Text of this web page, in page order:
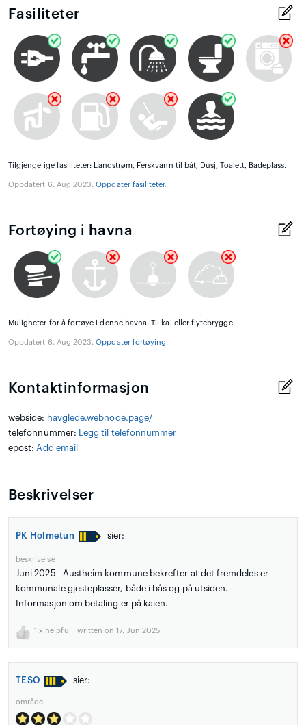
Fasiliteter
Tilgjengelige fasiliteter: Landstrøm, Ferskvann til båt, Dusj, Toalett, Badeplass.
Oppdatert 6. Aug 2023.Oppdater fasiliteter.
Fortøying i havna
Muligheter for å fortøye i denne havna: Til kai eller flytebrygge.
Oppdatert 6. Aug 2023.Oppdater fortøying.
Kontaktinformasjon
webside: havglede.webnode.page/
telefonnummer:
Legg til telefonnummer
epost: Add email
Beskrivelser
PK Holmetun sier:
beskrivelse
Juni 2025 - Austheim kommune bekrefter at det fremdeles er
kommunale gjesteplasser, både i bås og på utsiden.
Informasjon om betaling er på kaien.
1 x helpful | written on 17. Jun 2025
TESO sier:
område